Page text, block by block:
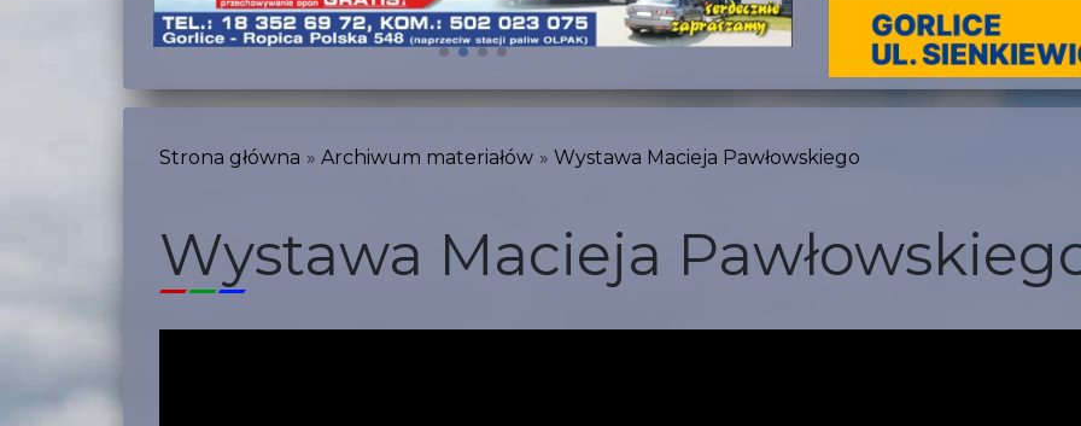
Strona główna Archiwum materiałów Wystawa Macieja Pawłowskiego
Wystawa Macieja